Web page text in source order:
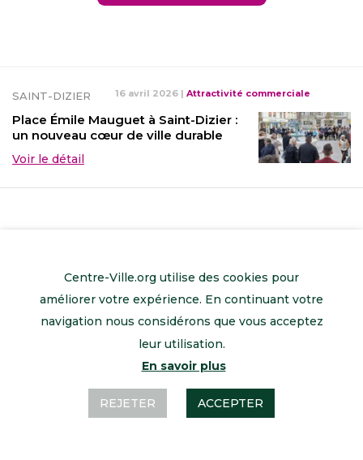
SAINT-DIZIER 16 avril 2026 | Attractivité commerciale
Place Émile Mauguet à Saint-Dizier :
un nouveau cœur de ville durable
Voir le détail
Mentions légales
Centre-Ville.org utilise des cookies pour
améliorer votre expérience. En continuant votre
navigation nous considérons que vous acceptez
leur utilisation.
En savoir plus
REJETER ACCEPTER